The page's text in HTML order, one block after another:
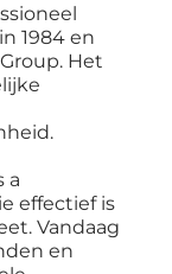
1984 en
Het
a
effectief is
Vandaag
en